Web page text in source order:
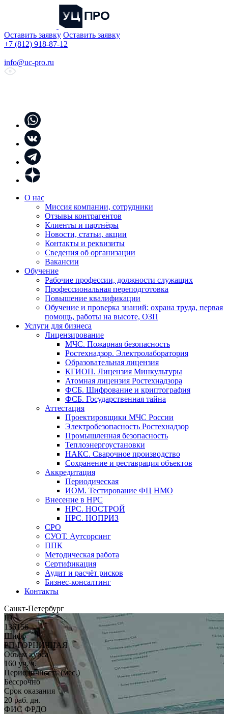
Оставить заявку Оставить заявку
+7 (812) 918-87-12
info@uc-pro.ru
О нас
Миссия компании, сотрудники
Отзывы контрагентов
Клиенты и партнёры
Новости, статьи, акции
Контакты и реквизиты
Сведения об организации
Вакансии
Обучение
Рабочие профессии, должности служащих
Профессиональная переподготовка
Повышение квалификации
Обучение и проверка знаний: охрана труда, первая
помощь, работы на высоте, ОЗП
Услуги для бизнеса
Лицензирование
МЧС. Пожарная безопасность
Ростехнадзор. Электролаборатория
Образовательная лицензия
КГИОП. Лицензия Минкультуры
Атомная лицензия Ростехнадзора
ФСБ. Шифрование и криптография
ФСБ. Государственная тайна
Аттестация
Проектировщики МЧС России
Электробезопасность Ростехнадзор
Промышленная безопасность
Теплоэнергоустановки
НАКС. Сварочное производство
Сохранение и реставрация объектов
Аккредитация
Периодическая
ИОМ. Тестирование ФЦ НМО
Внесение в НРС
НРС. НОСТРОЙ
НРС. НОПРИЗ
СРО
СУОТ. Аутсорсинг
ППК
Методическая работа
Сертификация
Аудит и расчёт рисков
Бизнес-консалтинг
Контакты
Санкт-Петербург
ID
136156
Шифр
РП-ГОРНИЧНАЯ
Объём курса
160 уч. ч.
Периодичность (мес.)
Бессрочно
Срок оказания
20 раб. дн.
ФИС ФРДО